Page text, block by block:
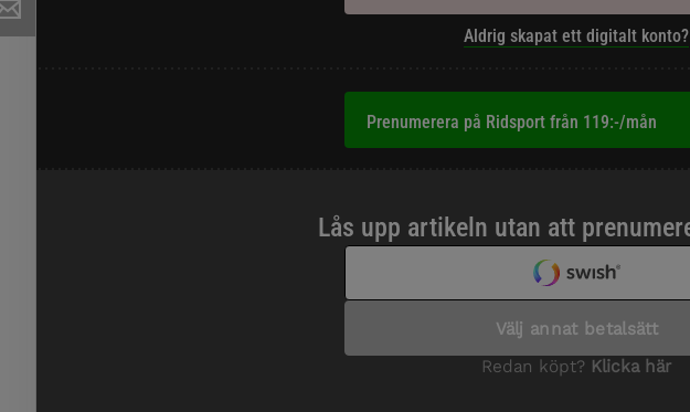
Aldrig skapat ett digitalt konto?
Prenumerera på Ridsport från 119:-/mån